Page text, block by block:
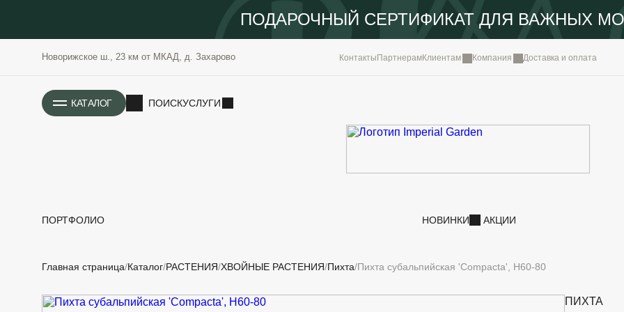
ПОДАРОЧНЫЙ СЕРТИФИКАТ ДЛЯ ВАЖНЫХ
Новорижское ш., 23 км от МКАД, д. Захарово Контакты ПартнерамКлиентам Компания Доставка и оплата
КАТАЛОГ ПОИСКУСЛУГИ
ПОРТФОЛИО НОВИНКИ АКЦИИ
РАСТЕНИЯ
ОЗЕЛЕНЕНИЕ
ИСТОРИЯ
Главная страница Каталог РАСТЕНИЯ ХВОЙНЫЕ РАСТЕНИЯ Пихта Пихта субальпийская 'Compacta', H60-80
ПИХТА